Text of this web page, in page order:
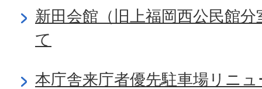
新田会館（旧上福岡西公民館
て
本庁舎来庁者優先駐車場リニ